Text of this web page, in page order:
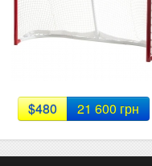
$480 21 600 грн